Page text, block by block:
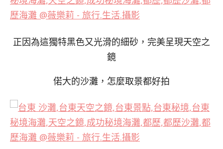
正因為這獨特黑色又光滑的細砂，完美呈現天空之
鏡
偌大的沙灘，怎麼取景都好拍